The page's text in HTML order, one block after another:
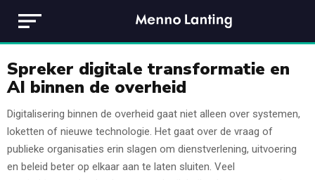
Spreker digitale transformatie en
AI binnen de overheid
Digitalisering binnen de overheid gaat niet alleen over systemen,
loketten of nieuwe technologie. Het gaat over de vraag of
publieke organisaties erin slagen om dienstverlening, uitvoering
en beleid beter op elkaar aan te laten sluiten. Veel